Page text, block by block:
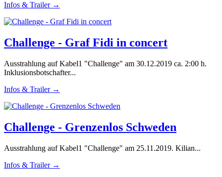
Infos & Trailer →
Challenge - Graf Fidi in concert
Ausstrahlung auf Kabel1 "Challenge" am 30.12.2019 ca. 2:00 h.
Inklusionsbotschafter...
Infos & Trailer →
Challenge - Grenzenlos Schweden
Ausstrahlung auf Kabel1 "Challenge" am 25.11.2019. Kilian...
Infos & Trailer →